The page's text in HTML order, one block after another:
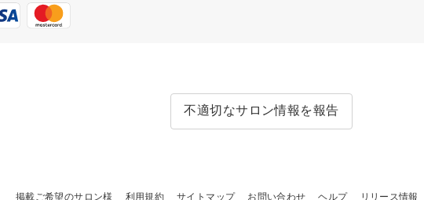
不適切なサロン情報を報告
掲載ご希望のサロン様 利用規約 サイトマップ お問い合わせ ヘルプ リリース情報